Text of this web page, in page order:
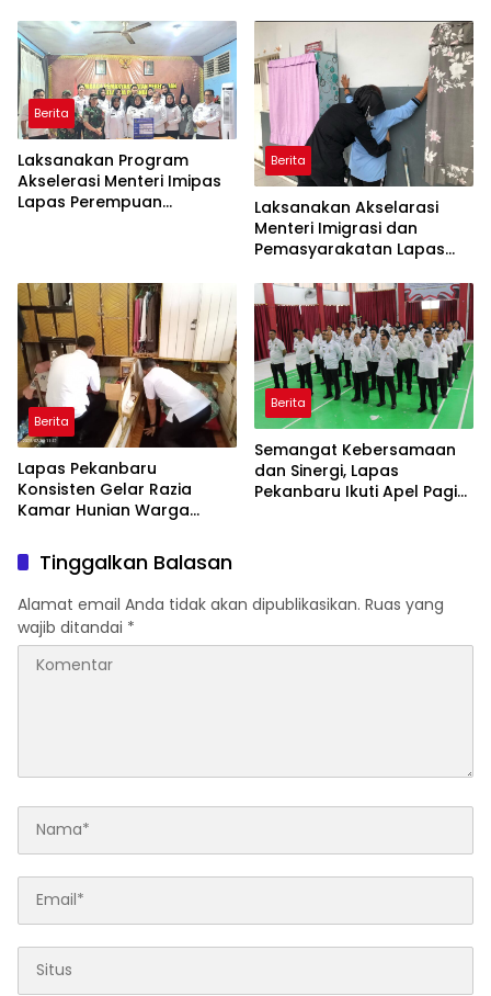
serta memberantas
Handphone, pungutan liar
dan narkoba (Halinar).
Berita
Laksanakan Program
Akselerasi Menteri Imipas
Lapas Perempuan
Berita
Laksanakan Akselarasi
Menteri Imigrasi dan
Pemasyarakatan Lapas
Geledah Lagi Kamar
Hunian
Berita
Lapas Pekanbaru
Konsisten Gelar Razia
Kamar Hunian Warga
Konkret Berantas
Perederan Narkoba dan
Modus Penipuan
Berita
Semangat Kebersamaan
dan Sinergi, Lapas
Pekanbaru Ikuti Apel Pagi
Tinggalkan Balasan
Alamat email Anda tidak akan dipublikasikan. Ruas yang
wajib ditandai *